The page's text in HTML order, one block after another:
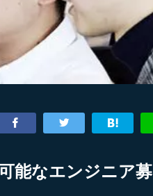
能なエンジニア募